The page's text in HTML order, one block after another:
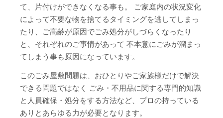
て、片付けができなくなる事も。 ご家庭内の状況変化
によって不要な物を捨てるタイミングを逃してしまっ
たり、ご高齢が原因でごみ処分がしづらくなったり
と、それぞれのご事情があって 不本意にごみが溜まっ
てしまう事も原因になっています。
このごみ屋敷問題は、おひとりやご家族様だけで解決
できる問題ではなく ごみ・不用品に関する専門的知識
と人員確保・処分をする方法など、プロの持っている
ありとあらゆる力が必要となります。